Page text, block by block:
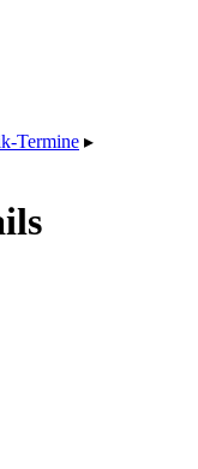
Termine ▸